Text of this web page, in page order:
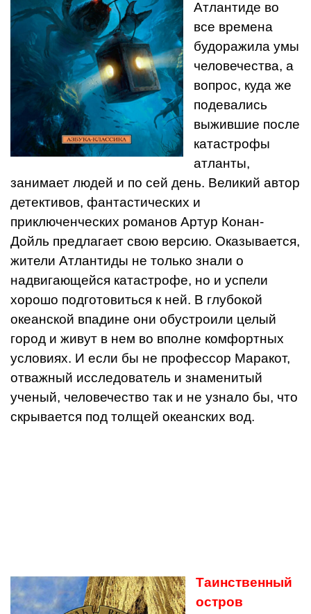
Атлантиде во
все времена
будоражила умы
человечества, а
вопрос, куда же
подевались
выжившие после
катастрофы
атланты,
занимает людей и по сей день. Великий автор
детективов, фантастических и
приключенческих романов Артур Конан-
Дойль предлагает свою версию. Оказывается,
жители Атлантиды не только знали о
надвигающейся катастрофе, но и успели
хорошо подготовиться к ней. В глубокой
океанской впадине они обустроили целый
город и живут в нем во вполне комфортных
условиях. И если бы не профессор Маракот,
отважный исследователь и знаменитый
ученый, человечество так и не узнало бы, что
скрывается под толщей океанских вод.
Таинственный
остров